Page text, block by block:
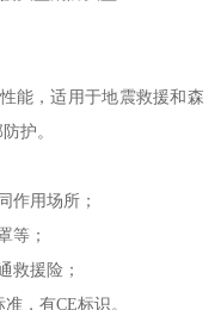
能，适用于地震救援和森
护。
作用场所；
等；
救援险；
，有CE标识。